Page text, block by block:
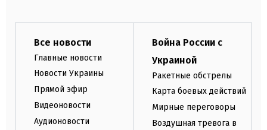
Все новости
Главные новости
Новости Украины
Прямой эфир
Видеоновости
Аудионовости
Война России с
Украиной
Ракетные обстрелы
Карта боевых действий
Мирные переговоры
Воздушная тревога в